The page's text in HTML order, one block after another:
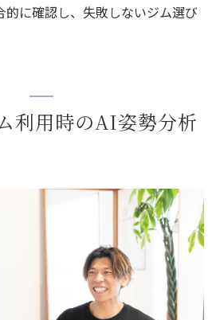
的に確認し、失敗しないジム選び
利用時のAI姿勢分析